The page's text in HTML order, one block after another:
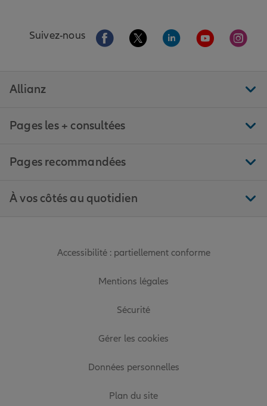
Suivez-nous Aller sur la page Facebook de Allianz
Aller sur la page Twitter de
Aller sur la page
Aller sur la
Aller
Allianz
Pages les + consultées
Pages recommandées
À vos côtés au quotidien
Accessibilité : partiellement conforme
Mentions légales
Sécurité
Gérer les cookies
Données personnelles
Plan du site